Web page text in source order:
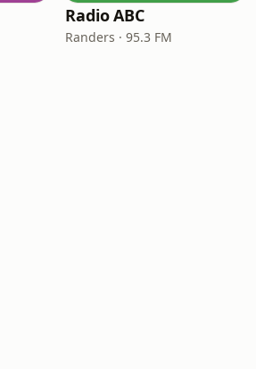
Radio ABC
Randers · 95.3 FM